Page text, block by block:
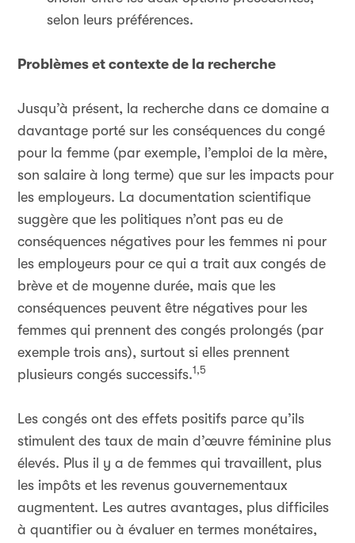
selon leurs préférences.
Problèmes et contexte de la recherche
Jusqu’à présent, la recherche dans ce domaine a
davantage porté sur les conséquences du congé
pour la femme (par exemple, l’emploi de la mère,
son salaire à long terme) que sur les impacts pour
les employeurs. La documentation scientifique
suggère que les politiques n’ont pas eu de
conséquences négatives pour les femmes ni pour
les employeurs pour ce qui a trait aux congés de
brève et de moyenne durée, mais que les
conséquences peuvent être négatives pour les
femmes qui prennent des congés prolongés (par
exemple trois ans), surtout si elles prennent
plusieurs congés successifs.1,5
Les congés ont des effets positifs parce qu’ils
stimulent des taux de main d’œuvre féminine plus
élevés. Plus il y a de femmes qui travaillent, plus
les impôts et les revenus gouvernementaux
augmentent. Les autres avantages, plus difficiles
à quantifier ou à évaluer en termes monétaires,